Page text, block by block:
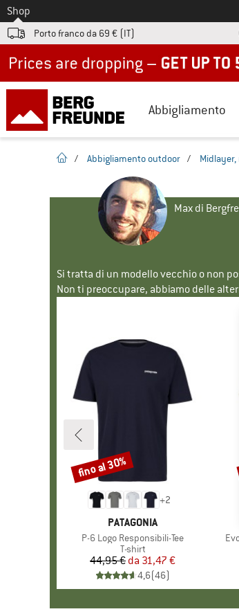
Allo
Shop
Porto franco da 69 € (IT)
Abbigliamento
pagina iniziale
/ Abbigliamento outdoor /
Max di
Si tratta di un modello vecchio o non
Non ti preoccupare, abbiamo delle
+2
MARCHIO
PATAGONIA
Articolo
P-6 Logo Responsibili-Tee
Gruppo di prodotti
T-shirt
Prezzo
44,95 € Prezzo ridotto
da 31,47 €
4,6(46)
Sconto
fino al 30%